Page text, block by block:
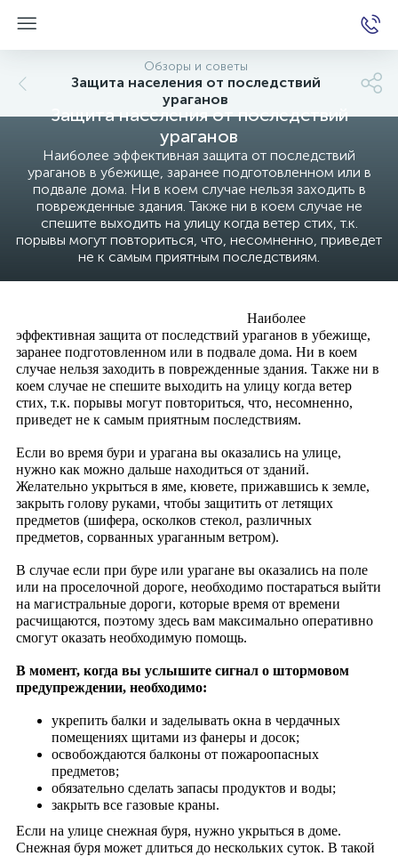
Обзоры и советы
Защита населения от последствий
ураганов
Защита населения от последствий
ураганов
Наиболее эффективная защита от последствий
ураганов в убежище, заранее подготовленном или в
подвале дома. Ни в коем случае нельзя заходить в
поврежденные здания. Также ни в коем случае не
спешите выходить на улицу когда ветер стих, т.к.
порывы могут повториться, что, несомненно, приведет
не к самым приятным последствиям.
Наиболее
эффективная защита от последствий ураганов в убежище,
заранее подготовленном или в подвале дома. Ни в коем
случае нельзя заходить в поврежденные здания. Также ни в
коем случае не спешите выходить на улицу когда ветер
стих, т.к. порывы могут повториться, что, несомненно,
приведет не к самым приятным последствиям.
Если во время бури и урагана вы оказались на улице,
нужно как можно дальше находиться от зданий.
Желательно укрыться в яме, кювете, прижавшись к земле,
закрыть голову руками, чтобы защитить от летящих
предметов (шифера, осколков стекол, различных
предметов, сорванных ураганным ветром).
В случае если при буре или урагане вы оказались на поле
или на проселочной дороге, необходимо постараться выйти
на магистральные дороги, которые время от времени
расчищаются, поэтому здесь вам максимально оперативно
смогут оказать необходимую помощь.
В момент, когда вы услышите сигнал о штормовом
предупреждении, необходимо:
укрепить балки и заделывать окна в чердачных
помещениях щитами из фанеры и досок;
освобождаются балконы от пожароопасных
предметов;
обязательно сделать запасы продуктов и воды;
закрыть все газовые краны.
Если на улице снежная буря, нужно укрыться в доме.
Снежная буря может длиться до нескольких суток. В такой